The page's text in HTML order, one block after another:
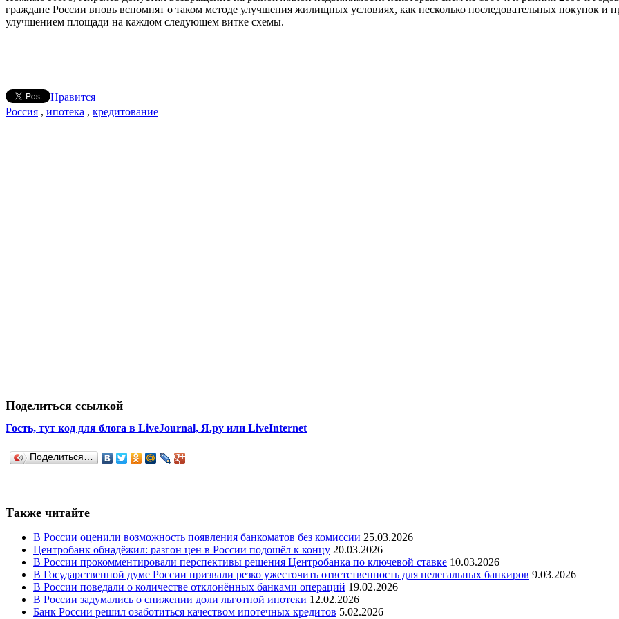
граждане России вновь вспомнят о таком методе улучшения жилищных условиях, как несколько последовательных покупок и
улучшением площади на каждом следующем витке схемы.
Нравится
Россия , ипотека , кредитование
Поделиться ссылкой
Гость, тут код для блога в LiveJournal, Я.ру или LiveInternet
Поделиться…
Также читайте
В России оценили возможность появления банкоматов без комиссии 25.03.2026
Центробанк обнадёжил: разгон цен в России подошёл к концу 20.03.2026
В России прокомментировали перспективы решения Центробанка по ключевой ставке 10.03.2026
В Государственной думе России призвали резко ужесточить ответственность для нелегальных банкиров 9.03.2026
В России поведали о количестве отклонённых банками операций 19.02.2026
В России задумались о снижении доли льготной ипотеки 12.02.2026
Банк России решил озаботиться качеством ипотечных кредитов 5.02.2026